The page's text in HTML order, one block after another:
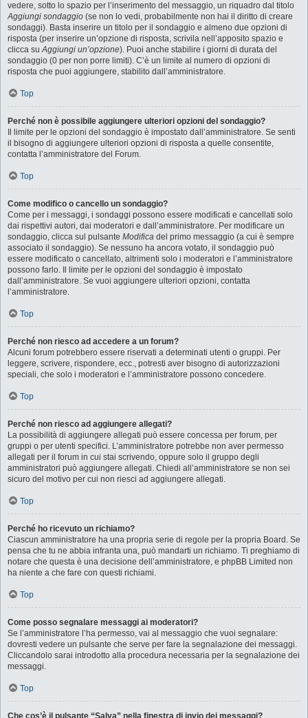
vedere, sotto lo spazio per l’inserimento del messaggio, un riquadro dal titolo
Aggiungi sondaggio (se non lo vedi, probabilmente non hai il diritto di creare
sondaggi). Basta inserire un titolo per il sondaggio e almeno due opzioni di
risposta (per inserire un’opzione di risposta, scrivila nell’apposito spazio e
clicca suAggiungi un’opzione). Puoi anche stabilire i giorni di durata del
sondaggio (0 per non porre limiti). C’è un limite al numero di opzioni di
risposta che puoi aggiungere, stabilito dall’amministratore.
Top
Perché non è possibile aggiungere ulteriori opzioni del sondaggio?
Il limite per le opzioni del sondaggio è impostato dall’amministratore. Se senti
il bisogno di aggiungere ulteriori opzioni di risposta a quelle consentite,
contatta l’amministratore del Forum.
Top
Come modifico o cancello un sondaggio?
Come per i messaggi, i sondaggi possono essere modificati e cancellati solo
dai rispettivi autori, dai moderatori e dall’amministratore. Per modificare un
sondaggio, clicca sul pulsante Modifica del primo messaggio (a cui è sempre
associato il sondaggio). Se nessuno ha ancora votato, il sondaggio può
essere modificato o cancellato, altrimenti solo i moderatori e l’amministratore
possono farlo. Il limite per le opzioni del sondaggio è impostato
dall’amministratore. Se vuoi aggiungere ulteriori opzioni, contatta
l’amministratore.
Top
Perché non riesco ad accedere a un forum?
Alcuni forum potrebbero essere riservati a determinati utenti o gruppi. Per
leggere, scrivere, rispondere, ecc., potresti aver bisogno di autorizzazioni
speciali, che solo i moderatori e l’amministratore possono concedere.
Top
Perché non riesco ad aggiungere allegati?
La possibilità di aggiungere allegati può essere concessa per forum, per
gruppi o per utenti specifici. L’amministratore potrebbe non aver permesso
allegati per il forum in cui stai scrivendo, oppure solo il gruppo degli
amministratori può aggiungere allegati. Chiedi all’amministratore se non sei
sicuro del motivo per cui non riesci ad aggiungere allegati.
Top
Perché ho ricevuto un richiamo?
Ciascun amministratore ha una propria serie di regole per la propria Board. Se
pensa che tu ne abbia infranta una, può mandarti un richiamo. Ti preghiamo di
notare che questa è una decisione dell’amministratore, e phpBB Limited non
ha niente a che fare con questi richiami.
Top
Come posso segnalare messaggi ai moderatori?
Se l’amministratore l’ha permesso, vai al messaggio che vuoi segnalare:
dovresti vedere un pulsante che serve per fare la segnalazione dei messaggi.
Cliccandolo sarai introdotto alla procedura necessaria per la segnalazione dei
messaggi.
Top
Che cos’è il pulsante “Salva” nella finestra di invio dei messaggi?